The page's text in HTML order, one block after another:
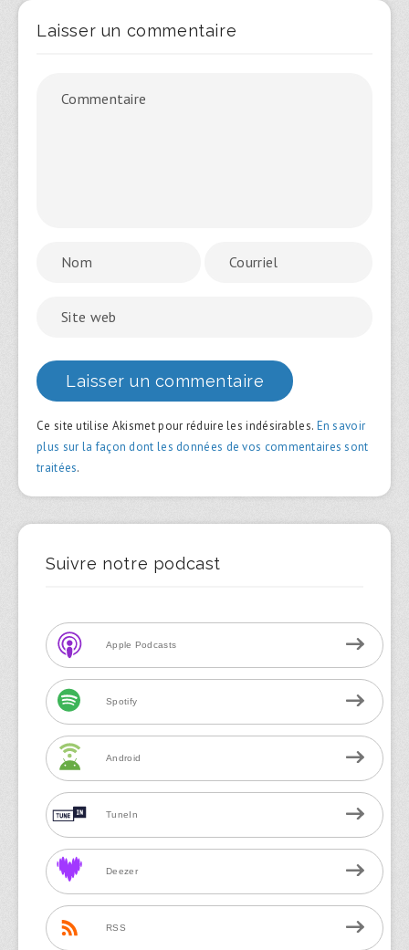
Laisser un commentaire
Ce site utilise Akismet pour réduire les indésirables. En savoir
plus sur la façon dont les données de vos commentaires sont
traitées.
Suivre notre podcast
Apple Podcasts
Spotify
Android
TuneIn
Deezer
RSS